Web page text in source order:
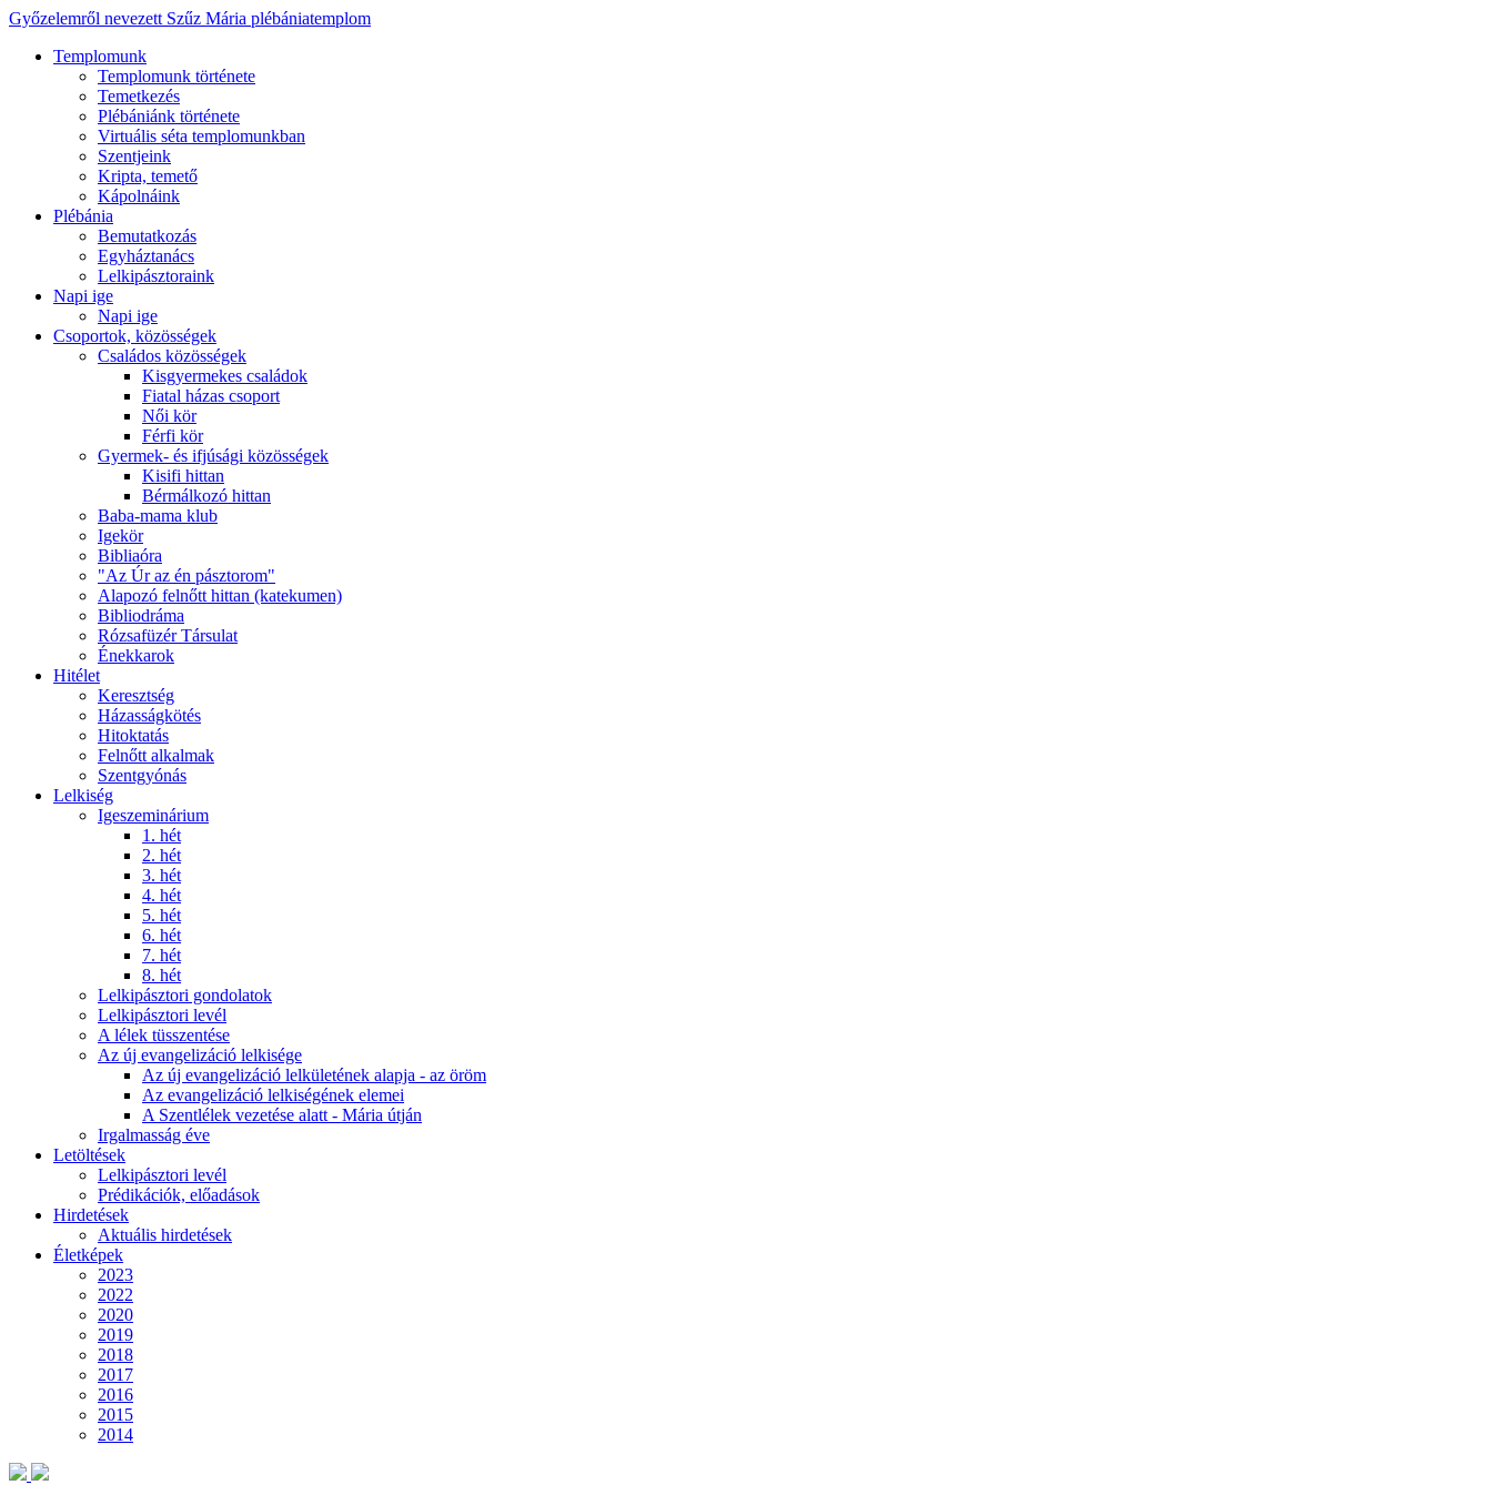
Győzelemről nevezett Szűz Mária plébániatemplom
Templomunk
Templomunk története
Temetkezés
Plébániánk története
Virtuális séta templomunkban
Szentjeink
Kripta, temető
Kápolnáink
Plébánia
Bemutatkozás
Egyháztanács
Lelkipásztoraink
Napi ige
Napi ige
Csoportok, közösségek
Családos közösségek
Kisgyermekes családok
Fiatal házas csoport
Női kör
Férfi kör
Gyermek- és ifjúsági közösségek
Kisifi hittan
Bérmálkozó hittan
Baba-mama klub
Igekör
Bibliaóra
"Az Úr az én pásztorom"
Alapozó felnőtt hittan (katekumen)
Bibliodráma
Rózsafüzér Társulat
Énekkarok
Hitélet
Keresztség
Házasságkötés
Hitoktatás
Felnőtt alkalmak
Szentgyónás
Lelkiség
Igeszeminárium
1. hét
2. hét
3. hét
4. hét
5. hét
6. hét
7. hét
8. hét
Lelkipásztori gondolatok
Lelkipásztori levél
A lélek tüsszentése
Az új evangelizáció lelkisége
Az új evangelizáció lelkületének alapja - az öröm
Az evangelizáció lelkiségének elemei
A Szentlélek vezetése alatt - Mária útján
Irgalmasság éve
Letöltések
Lelkipásztori levél
Prédikációk, előadások
Hirdetések
Aktuális hirdetések
Életképek
2023
2022
2020
2019
2018
2017
2016
2015
2014